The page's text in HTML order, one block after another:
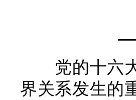
党的十六
界关系发生的